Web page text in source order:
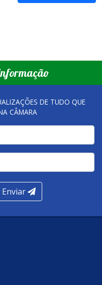
DE TUDO QUE
CÂMARA
Enviar